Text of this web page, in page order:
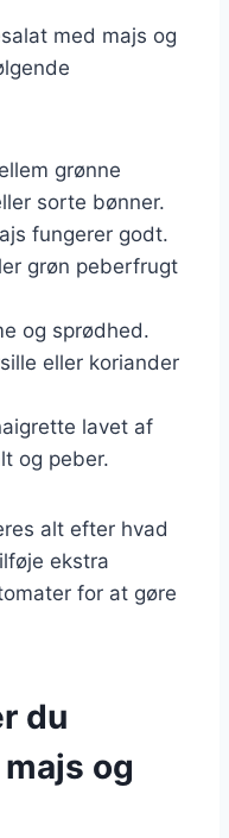
med majs og
grønne
sorte bønner.
fungerer godt.
grøn peberfrugt
og sprødhed.
eller koriander
lavet af
og peber.
alt efter hvad
ekstra
for at gøre
du
og